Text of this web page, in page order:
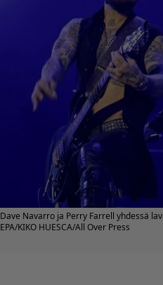
Dave Navarro ja Perry Farrell yhdessä
EPA/KIKO HUESCA/All Over Press